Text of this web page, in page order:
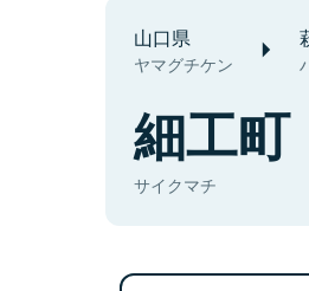
山口県
ヤマグチケン
細工町
サイクマチ